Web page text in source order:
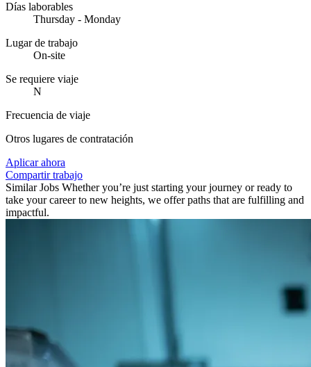
Días laborables
Thursday - Monday
Lugar de trabajo
On-site
Se requiere viaje
N
Frecuencia de viaje
Otros lugares de contratación
Aplicar ahora
Compartir trabajo
Similar Jobs Whether you’re just starting your journey or ready to
take your career to new heights, we offer paths that are fulfilling and
impactful.